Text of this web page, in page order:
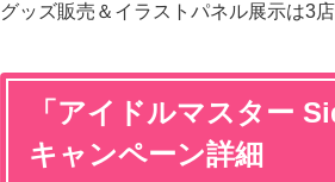
グッズ販売＆イラストパネル展示は3
「アイドルマスター
キャンペーン詳細